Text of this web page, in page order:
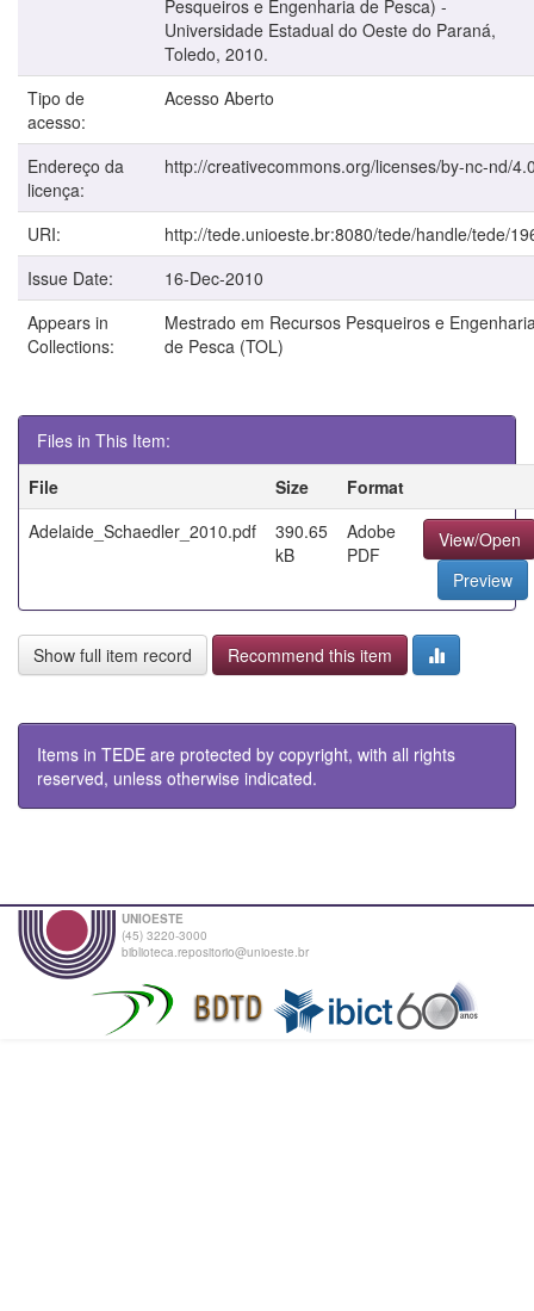
Pesqueiros e Engenharia de Pesca) -
Universidade Estadual do Oeste do Paraná,
Toledo, 2010.
Tipo de
acesso:
Acesso Aberto
Endereço da
licença:
http://creativecommons.org/licenses/by-nc-nd/
URI:
http://tede.unioeste.br:8080/tede/handle/tede/
Issue Date:
16-Dec-2010
Appears in
Collections:
Mestrado em Recursos Pesqueiros e
de Pesca (TOL)
Files in This Item:
File
Size
Format
Adelaide_Schaedler_2010.pdf
390.65
kB
Adobe
PDF
View/Open
Preview
Show full item record Recommend this item
Items in TEDE are protected by copyright, with all rights
reserved, unless otherwise indicated.
UNIOESTE
(45) 3220-3000
biblioteca.repositorio@unioeste.br